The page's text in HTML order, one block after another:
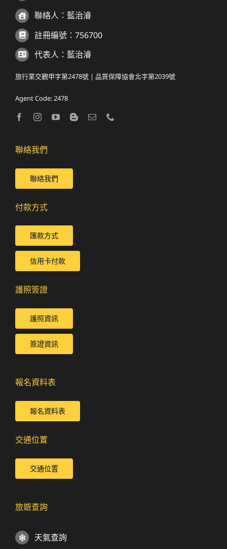
聯絡人：藍治濬
註冊編號：756700
代表人：藍治濬
旅行業交觀甲字第2478號 | 品質保障協會北字第2039號
Agent Code: 2478
聯絡我們
聯絡我們
付款方式
匯款方式
信用卡付款
護照簽證
護照資訊
簽證資訊
報名資料表
報名資料表
交通位置
交通位置
旅遊查詢
天氣查詢